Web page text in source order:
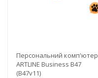
Персональний комп'ютер
ARTLINE Business B47
(B47v11)